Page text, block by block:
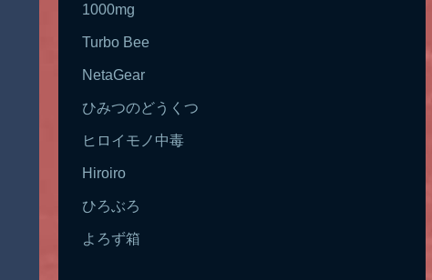
1000mg
Turbo Bee
NetaGear
ひみつのどうくつ
ヒロイモノ中毒
Hiroiro
ひろぶろ
よろず箱